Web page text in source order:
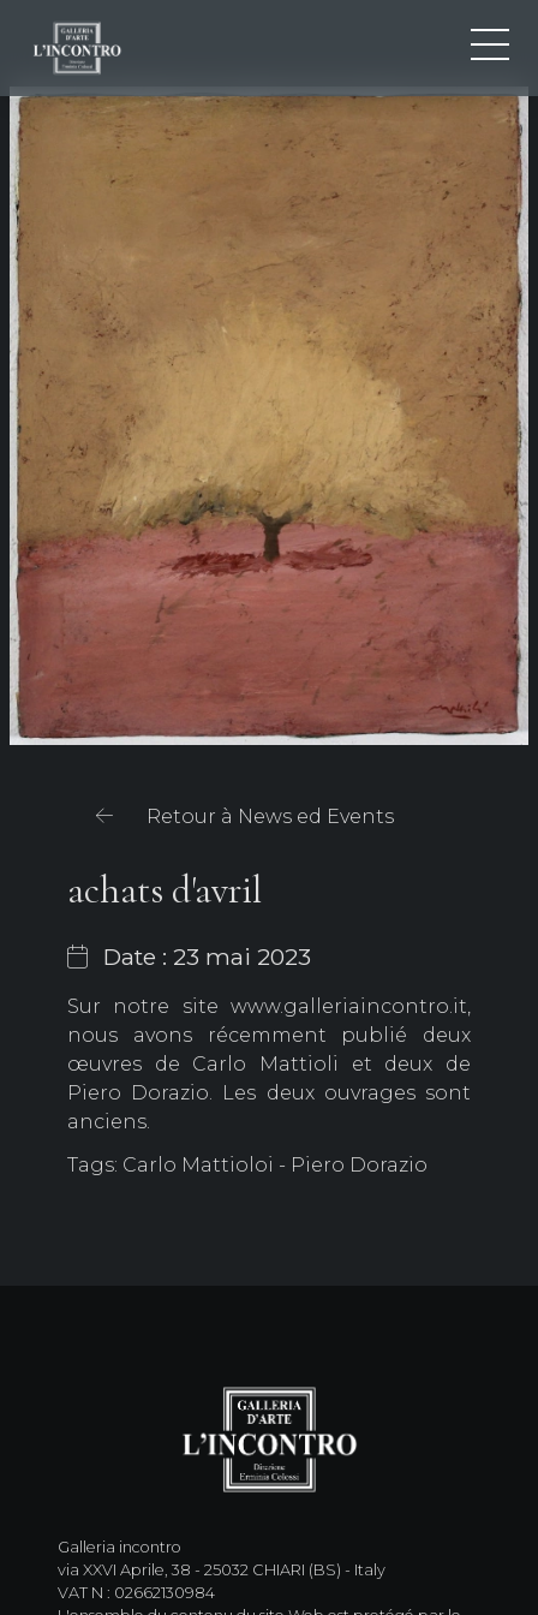
QUI SOMMES-NOU
CONTACTS
Retour à News ed Events
achats d'avril
Date : 23 mai 2023
Sur notre site www.galleriaincontro.it,
nous avons récemment publié deux
œuvres de Carlo Mattioli et deux de
Piero Dorazio. Les deux ouvrages sont
anciens.
Tags: Carlo Mattioloi - Piero Dorazio
Galleria incontro
via XXVI Aprile, 38 - 25032 CHIARI (BS) - Italy
VAT N : 02662130984